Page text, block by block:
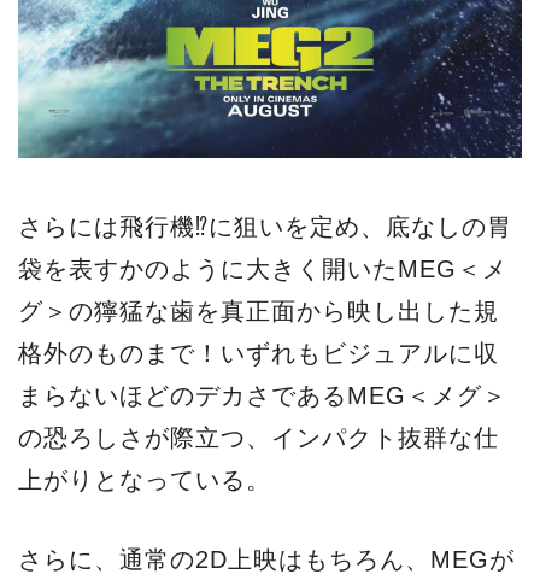
さらには飛行機⁉に狙いを定め、底なしの胃
袋を表すかのように大きく開いたMEG＜メ
グ＞の獰猛な歯を真正面から映し出した規
格外のものまで！いずれもビジュアルに収
まらないほどのデカさであるMEG＜メグ＞
の恐ろしさが際立つ、インパクト抜群な仕
上がりとなっている。
さらに、通常の2D上映はもちろん、MEGが